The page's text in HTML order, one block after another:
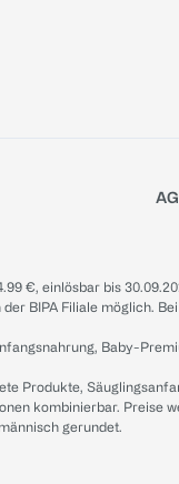
€, einlösbar bis
BIPA Filiale möglich.
Baby-
Produkte,
kombinierbar. Preise
gerundet.